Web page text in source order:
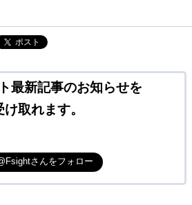
ポスト
最新記事のお知らせを
け取れます。
さんをフォロー